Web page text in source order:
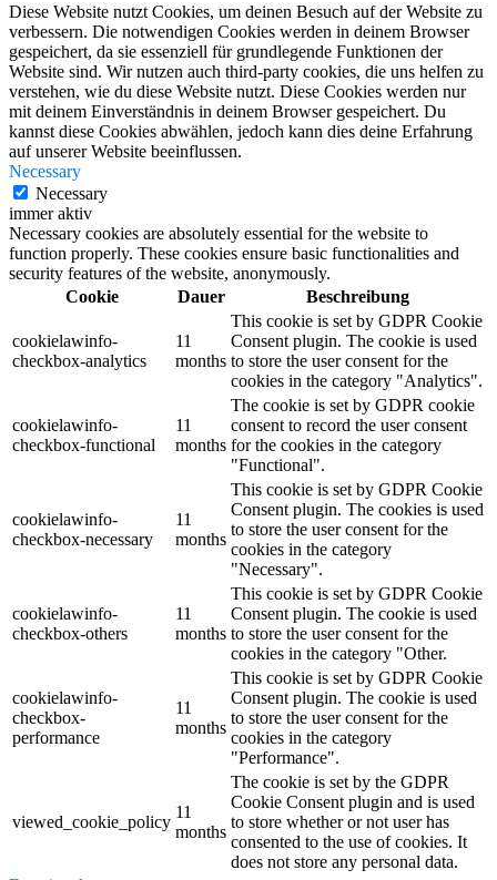
Diese Website nutzt Cookies, um deinen Besuch auf der Website zu
verbessern. Die notwendigen Cookies werden in deinem Browser
gespeichert, da sie essenziell für grundlegende Funktionen der
Website sind. Wir nutzen auch third-party cookies, die uns helfen zu
verstehen, wie du diese Website nutzt. Diese Cookies werden nur
mit deinem Einverständnis in deinem Browser gespeichert. Du
kannst diese Cookies abwählen, jedoch kann dies deine Erfahrung
auf unserer Website beeinflussen.
Necessary
Necessary
immer aktiv
Necessary cookies are absolutely essential for the website to
function properly. These cookies ensure basic functionalities and
security features of the website, anonymously.
Cookie
Dauer Beschreibung
cookielawinfo-
checkbox-analytics
11
months
This cookie is set by GDPR Cookie
Consent plugin. The cookie is used
to store the user consent for the
cookies in the category "Analytics".
cookielawinfo-
checkbox-functional
11
months
The cookie is set by GDPR cookie
consent to record the user consent
for the cookies in the category
"Functional".
cookielawinfo-
checkbox-necessary
11
months
This cookie is set by GDPR Cookie
Consent plugin. The cookies is used
to store the user consent for the
cookies in the category
"Necessary".
cookielawinfo-
checkbox-others
11
months
This cookie is set by GDPR Cookie
Consent plugin. The cookie is used
to store the user consent for the
cookies in the category "Other.
cookielawinfo-
checkbox-
performance
11
months
This cookie is set by GDPR Cookie
Consent plugin. The cookie is used
to store the user consent for the
cookies in the category
"Performance".
viewed_cookie_policy
11
months
The cookie is set by the GDPR
Cookie Consent plugin and is used
to store whether or not user has
consented to the use of cookies. It
does not store any personal data.